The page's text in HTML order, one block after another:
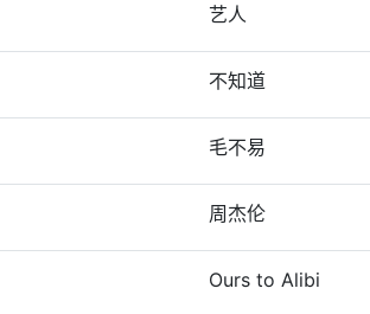
艺人
不知道
毛不易
周杰伦
Ours to Alibi